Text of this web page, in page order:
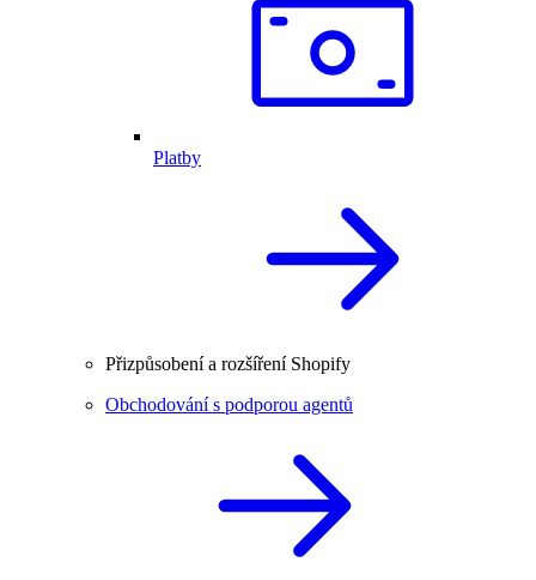
Platby
Přizpůsobení a rozšíření Shopify
Obchodování s podporou agentů